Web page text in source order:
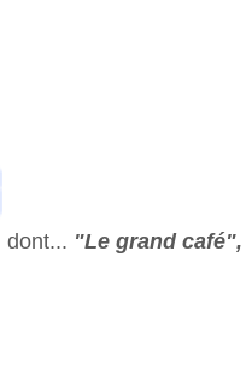
dont... "Le grand